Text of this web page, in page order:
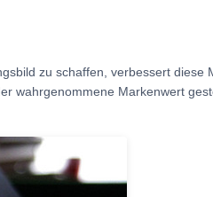
zu schaffen, verbessert
wahrgenommene Markenwert